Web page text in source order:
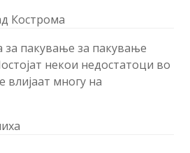
Кострома
пакување за пакување
некои недостатоци во
влијаат многу на